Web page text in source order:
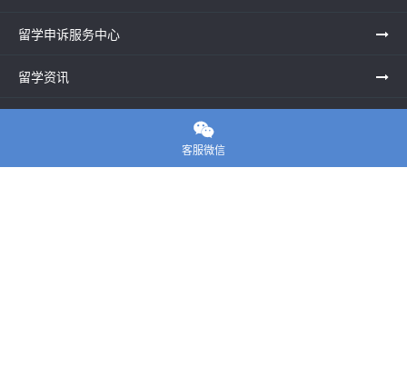
留学申诉服务中心
留学资讯

客服微信